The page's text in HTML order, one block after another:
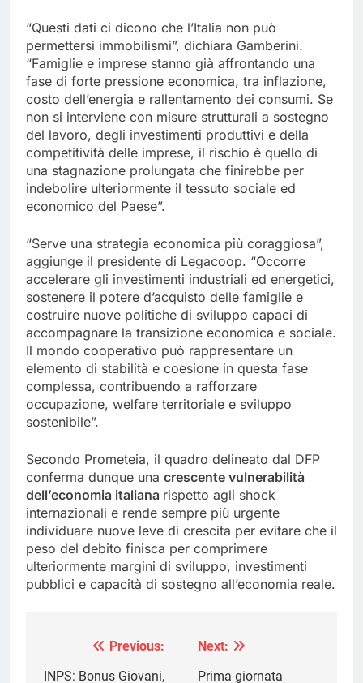
“Questi dati ci dicono che l’Italia non può
permettersi immobilismi”, dichiara Gamberini.
“Famiglie e imprese stanno già affrontando una
fase di forte pressione economica, tra inflazione,
costo dell’energia e rallentamento dei consumi. Se
non si interviene con misure strutturali a sostegno
del lavoro, degli investimenti produttivi e della
competitività delle imprese, il rischio è quello di
una stagnazione prolungata che finirebbe per
indebolire ulteriormente il tessuto sociale ed
economico del Paese”.
“Serve una strategia economica più coraggiosa”,
aggiunge il presidente di Legacoop. “Occorre
accelerare gli investimenti industriali ed energetici,
sostenere il potere d’acquisto delle famiglie e
costruire nuove politiche di sviluppo capaci di
accompagnare la transizione economica e sociale.
Il mondo cooperativo può rappresentare un
elemento di stabilità e coesione in questa fase
complessa, contribuendo a rafforzare
occupazione, welfare territoriale e sviluppo
sostenibile”.
Secondo Prometeia, il quadro delineato dal DFP
conferma dunque una crescente vulnerabilità
dell’economia italiana rispetto agli shock
internazionali e rende sempre più urgente
individuare nuove leve di crescita per evitare che il
peso del debito finisca per comprimere
ulteriormente margini di sviluppo, investimenti
pubblici e capacità di sostegno all’economia reale.
Navigazione
Previous:
INPS: Bonus Giovani,
Next:
Prima giornata